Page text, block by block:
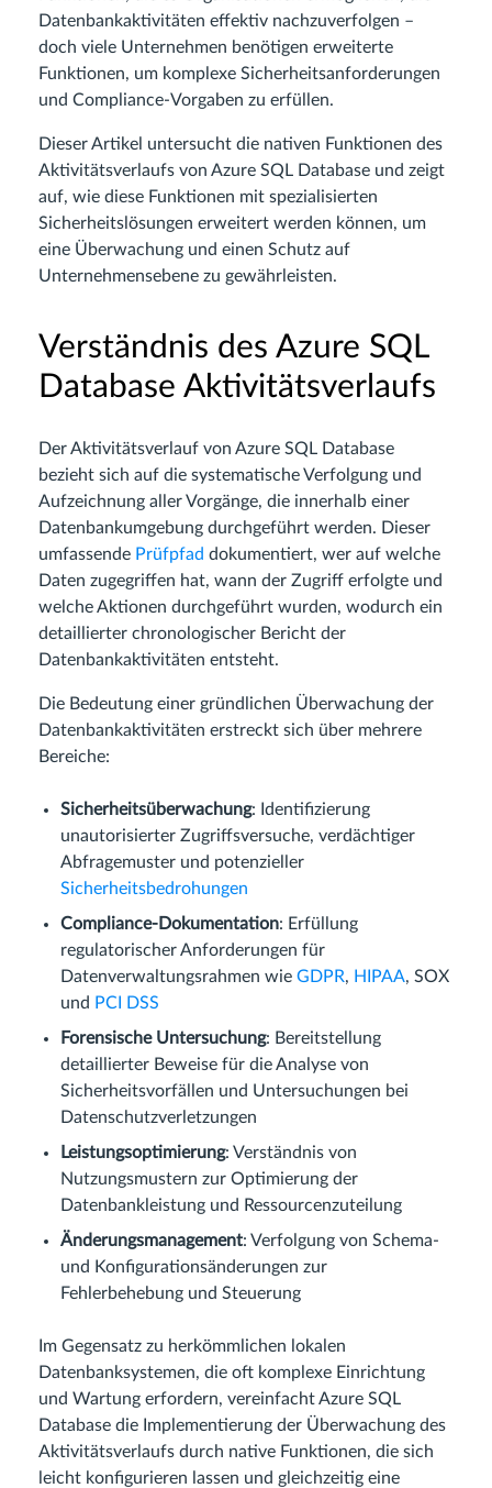
Datenbankaktivitäten effektiv nachzuverfolgen –
doch viele Unternehmen benötigen erweiterte
Funktionen, um komplexe Sicherheitsanforderungen
und Compliance-Vorgaben zu erfüllen.
Dieser Artikel untersucht die nativen Funktionen des
Aktivitätsverlaufs von Azure SQL Database und zeigt
auf, wie diese Funktionen mit spezialisierten
Sicherheitslösungen erweitert werden können, um
eine Überwachung und einen Schutz auf
Unternehmensebene zu gewährleisten.
Verständnis des Azure SQL
Database Aktivitätsverlaufs
Der Aktivitätsverlauf von Azure SQL Database
bezieht sich auf die systematische Verfolgung und
Aufzeichnung aller Vorgänge, die innerhalb einer
Datenbankumgebung durchgeführt werden. Dieser
umfassende Prüfpfad dokumentiert, wer auf welche
Daten zugegriffen hat, wann der Zugriff erfolgte und
welche Aktionen durchgeführt wurden, wodurch ein
detaillierter chronologischer Bericht der
Datenbankaktivitäten entsteht.
Die Bedeutung einer gründlichen Überwachung der
Datenbankaktivitäten erstreckt sich über mehrere
Bereiche:
Sicherheitsüberwachung: Identifizierung
unautorisierter Zugriffsversuche, verdächtiger
Abfragemuster und potenzieller
Sicherheitsbedrohungen
Compliance-Dokumentation: Erfüllung
regulatorischer Anforderungen für
Datenverwaltungsrahmen wie GDPR, HIPAA, SOX
und PCI DSS
Forensische Untersuchung: Bereitstellung
detaillierter Beweise für die Analyse von
Sicherheitsvorfällen und Untersuchungen bei
Datenschutzverletzungen
Leistungsoptimierung: Verständnis von
Nutzungsmustern zur Optimierung der
Datenbankleistung und Ressourcenzuteilung
Änderungsmanagement: Verfolgung von Schema-
und Konfigurationsänderungen zur
Fehlerbehebung und Steuerung
Im Gegensatz zu herkömmlichen lokalen
Datenbanksystemen, die oft komplexe Einrichtung
und Wartung erfordern, vereinfacht Azure SQL
Database die Implementierung der Überwachung des
Aktivitätsverlaufs durch native Funktionen, die sich
leicht konfigurieren lassen und gleichzeitig eine